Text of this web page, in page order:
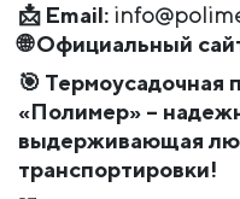
📩 Email:
🌐Официальный
🎯 Термоусадочная
«Полимер» –
выдерживающая
транспортировки!